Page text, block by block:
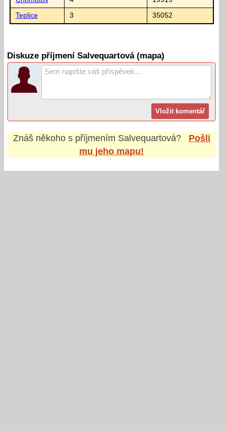
Teplice 3 35052
Diskuze příjmení Salvequartová (mapa)
Znáš někoho s příjmením Salvequartová?
Pošli
mu jeho mapu!